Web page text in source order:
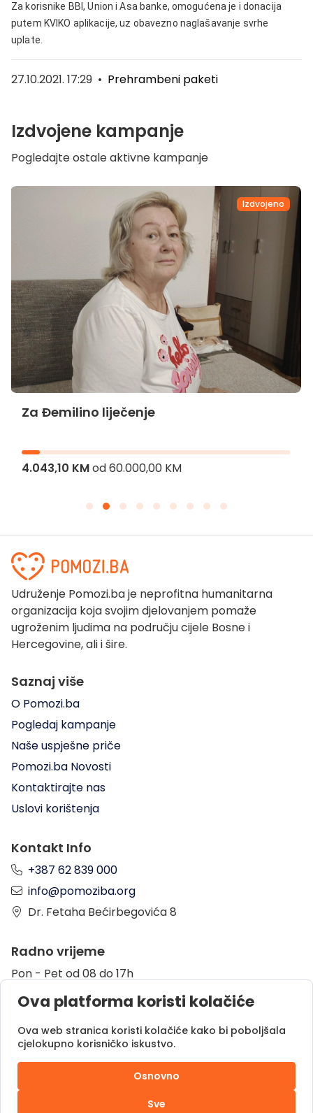
Za korisnike BBI, Union i Asa banke, omogućena je i donacija
putem KVIKO aplikacije, uz obavezno naglašavanje svrhe
uplate.
27.10.2021. 17:29 • Prehrambeni paketi
Izdvojene kampanje
Pogledajte ostale aktivne kampanje
Izdvojeno
Za Đemilino liječenje
4.043,10 KMod60.000,00 KM
Udruženje Pomozi.ba je neprofitna humanitarna
organizacija koja svojim djelovanjem pomaže
ugroženim ljudima na području cijele Bosne i
Hercegovine, ali i šire.
Saznaj više
O Pomozi.ba
Pogledaj kampanje
Naše uspješne priče
Pomozi.ba Novosti
Kontaktirajte nas
Uslovi korištenja
Kontakt Info
+387 62 839 000
info@pomoziba.org
Dr. Fetaha Bećirbegovića 8
Radno vrijeme
Pon - Pet od 08 do 17h
Sub od 10 do 17h
Nedjelja - neradni dan
Donacije putem
Ova platforma koristi kolačiće
Ova web stranica koristi kolačiće kako bi poboljšala
cjelokupno korisničko iskustvo.
Osnovno
Sve